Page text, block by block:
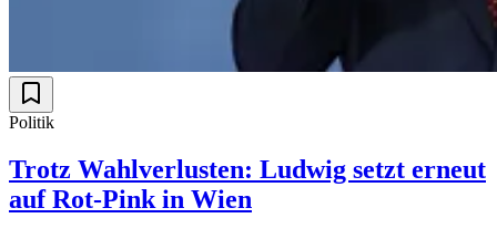
Politik
Trotz Wahlverlusten: Ludwig setzt erneut
auf Rot-Pink in Wien